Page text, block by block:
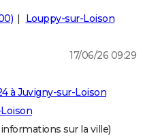
Louppy-sur-Loison
17/06/26 09:29
à Juvigny-sur-Loison
sur la ville)